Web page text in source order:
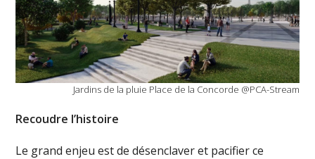
Jardins de la pluie Place de la Concorde @PCA-Stream
Recoudre l’histoire
Le grand enjeu est de désenclaver et pacifier ce